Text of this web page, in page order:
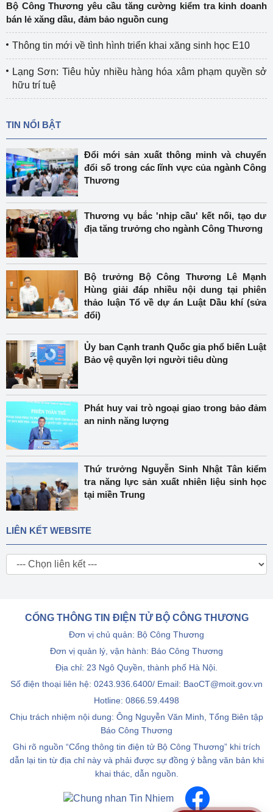
Bộ Công Thương yêu cầu tăng cường kiểm tra kinh doanh
bán lẻ xăng dầu, đảm bảo nguồn cung
Thông tin mới về tình hình triển khai xăng sinh học E10
Lạng Sơn: Tiêu hủy nhiều hàng hóa xâm phạm quyền sở
hữu trí tuệ
TIN NỔI BẬT
Đổi mới sản xuất thông minh và chuyển
đổi số trong các lĩnh vực của ngành Công
Thương
Thương vụ bắc 'nhịp cầu' kết nối, tạo dư
địa tăng trưởng cho ngành Công Thương
Bộ trưởng Bộ Công Thương Lê Mạnh
Hùng giải đáp nhiều nội dung tại phiên
thảo luận Tổ về dự án Luật Dầu khí (sửa
đổi)
Ủy ban Cạnh tranh Quốc gia phổ biến Luật
Bảo vệ quyền lợi người tiêu dùng
Phát huy vai trò ngoại giao trong bảo đảm
an ninh năng lượng
Thứ trưởng Nguyễn Sinh Nhật Tân kiểm
tra năng lực sản xuất nhiên liệu sinh học
tại miền Trung
LIÊN KẾT WEBSITE
CỔNG THÔNG TIN ĐIỆN TỬ BỘ CÔNG THƯƠNG
Đơn vị chủ quản: Bộ Công Thương
Đơn vị quản lý, vận hành: Báo Công Thương
Địa chỉ: 23 Ngô Quyền, thành phố Hà Nội.
Số điện thoại liên hệ: 0243.936.6400/ Email: BaoCT@moit.gov.vn
Hotline: 0866.59.4498
Chịu trách nhiệm nội dung: Ông Nguyễn Văn Minh, Tổng Biên tập
Báo Công Thương
Ghi rõ nguồn “Cổng thông tin điện tử Bộ Công Thương” khi trích
dẫn lại tin từ địa chỉ này và phải được sự đồng ý bằng văn bản khi
khai thác, dẫn nguồn.